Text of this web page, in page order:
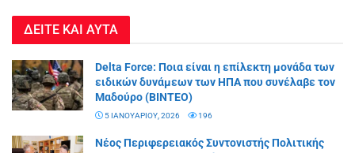
ΔΕΙΤΕ ΚΑΙ ΑΥΤΑ
Delta Force: Ποια είναι η επίλεκτη μονάδα των
ειδικών δυνάμεων των ΗΠΑ που συνέλαβε τον
Μαδούρο (BINTEO)
5 ΙΑΝΟΥΑΡΊΟΥ, 2026 196
Νέος Περιφερειακός Συντονιστής Πολιτικής